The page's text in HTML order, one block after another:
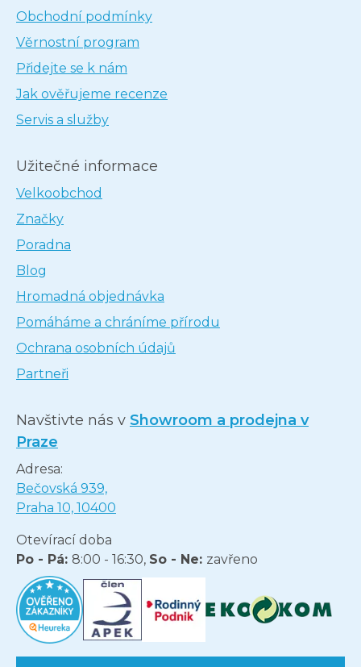
Obchodní podmínky
Věrnostní program
Přidejte se k nám
Jak ověřujeme recenze
Servis a služby
Užitečné informace
Velkoobchod
Značky
Poradna
Blog
Hromadná objednávka
Pomáháme a chráníme přírodu
Ochrana osobních údajů
Partneři
Navštivte nás v Showroom a prodejna v
Praze
Adresa:
Bečovská 939,
Praha 10, 10400
Otevírací doba
Po - Pá: 8:00 - 16:30, So - Ne: zavřeno